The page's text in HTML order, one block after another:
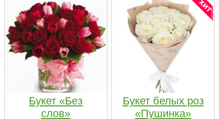
Букет «Без
слов»
Букет белых роз
«Пушинка»